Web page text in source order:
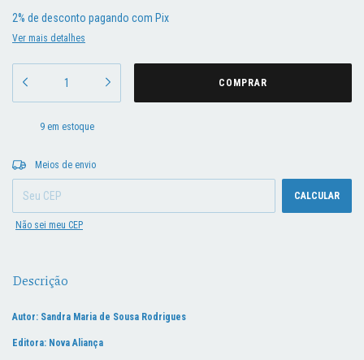
2% de desconto pagando com Pix
Ver mais detalhes
9em estoque
Entregas para o CEP:
Meios de envio
CALCULAR
Não sei meu CEP
Descrição
Autor: Sandra Maria de Sousa Rodrigues
Editora: Nova Aliança